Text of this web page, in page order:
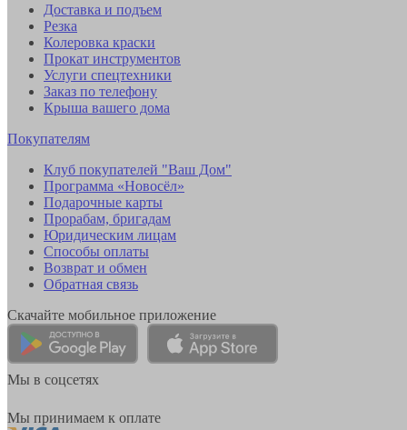
Доставка и подъем
Резка
Колеровка краски
Прокат инструментов
Услуги спецтехники
Заказ по телефону
Крыша вашего дома
Покупателям
Клуб покупателей "Ваш Дом"
Программа «Новосёл»
Подарочные карты
Прорабам, бригадам
Юридическим лицам
Способы оплаты
Возврат и обмен
Обратная связь
Скачайте мобильное приложение
Мы в соцсетях
Мы принимаем к оплате